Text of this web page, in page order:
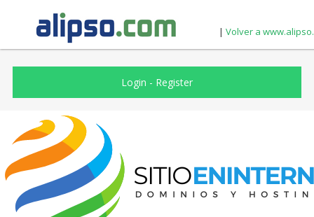
| Volver a
Login - Register